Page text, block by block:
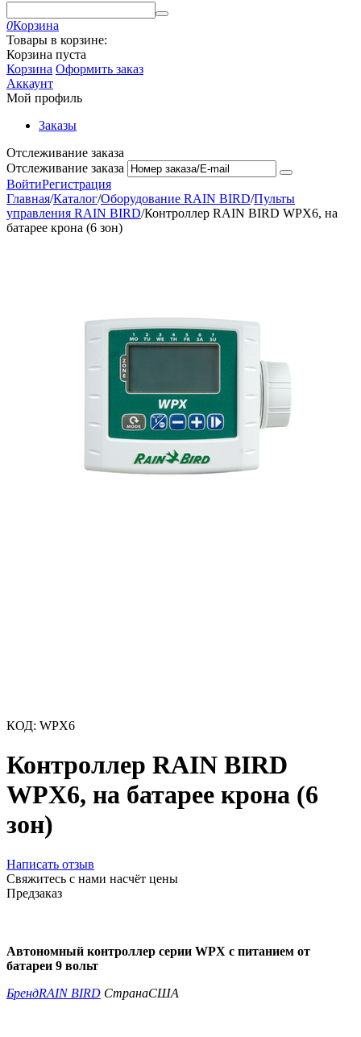
0Корзина
Товары в корзине:
Корзина пуста
Корзина Оформить заказ
Аккаунт
Мой профиль
Заказы
Отслеживание заказа
Отслеживание заказа
ВойтиРегистрация
Главная/Каталог/Оборудование RAIN BIRD/Пульты
управления RAIN BIRD/Контроллер RAIN BIRD WPX6, на
батарее крона (6 зон)
КОД: WPX6
Контроллер RAIN BIRD
WPX6, на батарее крона (6
зон)
Написать отзыв
Свяжитесь с нами насчёт цены
Предзаказ
Автономный контроллер серии WPX с питанием от
батареи 9 вольт
БрендRAIN BIRD СтранаСША